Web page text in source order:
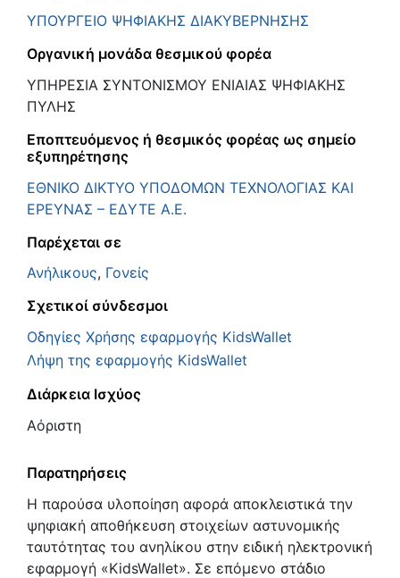
ΥΠΟΥΡΓΕΙΟ ΨΗΦΙΑΚΗΣ ΔΙΑΚΥΒΕΡΝΗΣΗΣ
Οργανική μονάδα θεσμικού φορέα
ΥΠΗΡΕΣΙΑ ΣΥΝΤΟΝΙΣΜΟΥ ΕΝΙΑΙΑΣ ΨΗΦΙΑΚΗΣ
ΠΥΛΗΣ
Εποπτευόμενος ή θεσμικός φορέας ως σημείο
εξυπηρέτησης
ΕΘΝΙΚΟ ΔΙΚΤΥΟ ΥΠΟΔΟΜΩΝ ΤΕΧΝΟΛΟΓΙΑΣ ΚΑΙ
ΕΡΕΥΝΑΣ – ΕΔΥΤΕ Α.Ε.
Παρέχεται σε
Ανήλικους, Γονείς
Σχετικοί σύνδεσμοι
Oδηγίες Χρήσης εφαρμογής KidsWallet
Λήψη της εφαρμογής KidsWallet
Διάρκεια Ισχύος
Αόριστη
Παρατηρήσεις
Η παρούσα υλοποίηση αφορά αποκλειστικά την
ψηφιακή αποθήκευση στοιχείων αστυνομικής
ταυτότητας του ανηλίκου στην ειδική ηλεκτρονική
εφαρμογή «KidsWallet». Σε επόμενo στάδιο